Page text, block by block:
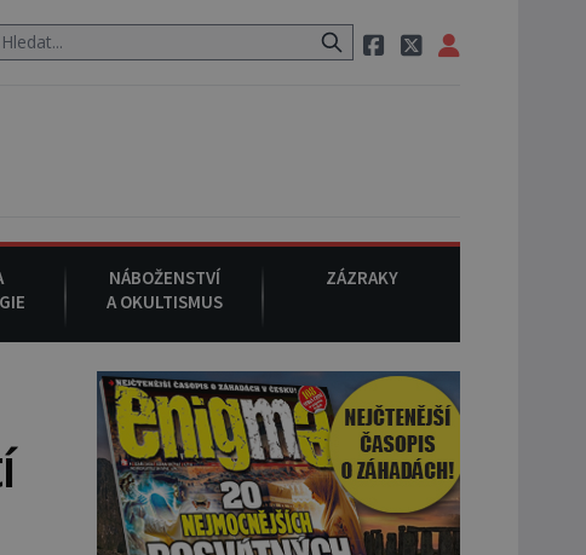
po cestě utíká zvláštní psovitá šelma, údajně bájná čupakabra.
NÁBOŽENSTVÍ
A OKULTISMUS
ZÁZRAKY